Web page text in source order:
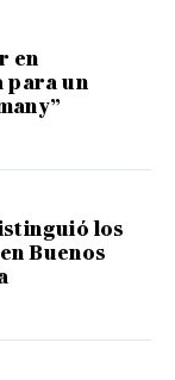
en
para un
los
Buenos